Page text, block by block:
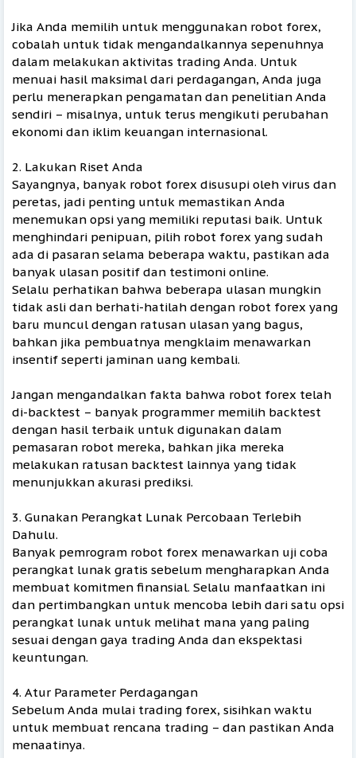
Jika Anda memilih untuk menggunakan robot forex,
cobalah untuk tidak mengandalkannya sepenuhnya
dalam melakukan aktivitas trading Anda. Untuk
menuai hasil maksimal dari perdagangan, Anda juga
perlu menerapkan pengamatan dan penelitian Anda
sendiri – misalnya, untuk terus mengikuti perubahan
ekonomi dan iklim keuangan internasional.
2. Lakukan Riset Anda
Sayangnya, banyak robot forex disusupi oleh virus dan
peretas, jadi penting untuk memastikan Anda
menemukan opsi yang memiliki reputasi baik. Untuk
menghindari penipuan, pilih robot forex yang sudah
ada di pasaran selama beberapa waktu, pastikan ada
banyak ulasan positif dan testimoni online.
Selalu perhatikan bahwa beberapa ulasan mungkin
tidak asli dan berhati-hatilah dengan robot forex yang
baru muncul dengan ratusan ulasan yang bagus,
bahkan jika pembuatnya mengklaim menawarkan
insentif seperti jaminan uang kembali.
Jangan mengandalkan fakta bahwa robot forex telah
di-backtest – banyak programmer memilih backtest
dengan hasil terbaik untuk digunakan dalam
pemasaran robot mereka, bahkan jika mereka
melakukan ratusan backtest lainnya yang tidak
menunjukkan akurasi prediksi.
3. Gunakan Perangkat Lunak Percobaan Terlebih
Dahulu.
Banyak pemrogram robot forex menawarkan uji coba
perangkat lunak gratis sebelum mengharapkan Anda
membuat komitmen finansial. Selalu manfaatkan ini
dan pertimbangkan untuk mencoba lebih dari satu opsi
perangkat lunak untuk melihat mana yang paling
sesuai dengan gaya trading Anda dan ekspektasi
keuntungan.
4. Atur Parameter Perdagangan
Sebelum Anda mulai trading forex, sisihkan waktu
untuk membuat rencana trading – dan pastikan Anda
menaatinya.